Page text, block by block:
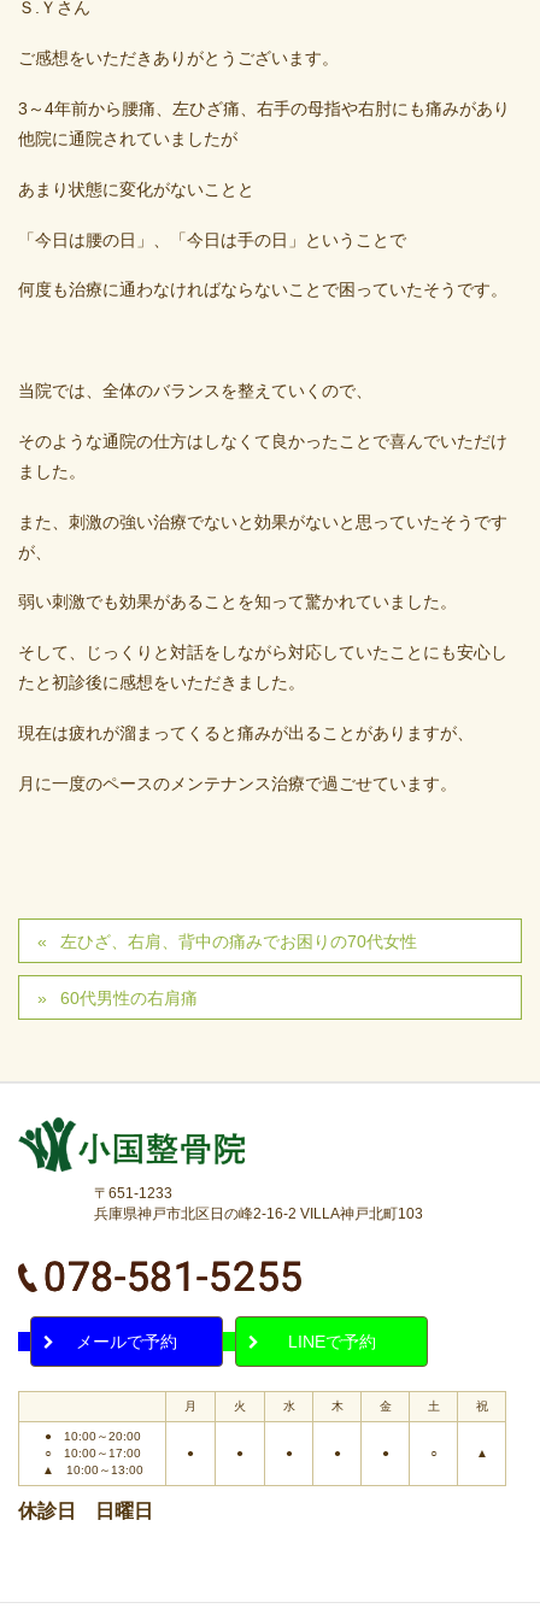
Ｓ.Ｙさん
ご感想をいただきありがとうございます。
3～4年前から腰痛、左ひざ痛、右手の母指や右肘にも痛みがあり
他院に通院されていましたが
あまり状態に変化がないことと
「今日は腰の日」、「今日は手の日」ということで
何度も治療に通わなければならないことで困っていたそうです。
当院では、全体のバランスを整えていくので、
そのような通院の仕方はしなくて良かったことで喜んでいただけ
ました。
また、刺激の強い治療でないと効果がないと思っていたそうです
が、
弱い刺激でも効果があることを知って驚かれていました。
そして、じっくりと対話をしながら対応していたことにも安心し
たと初診後に感想をいただきました。
現在は疲れが溜まってくると痛みが出ることがありますが、
月に一度のペースのメンテナンス治療で過ごせています。
左ひざ、右肩、背中の痛みでお困りの70代女性
60代男性の右肩痛
〒651-1233
兵庫県神戸市北区日の峰2-16-2 VILLA神戸北町103
メールで予約 LINEで予約
月 火 水 木 金 土 祝
● 10:00～20:00
○ 10:00～17:00
▲ 10:00～13:00
● ● ● ● ● ○ ▲
休診日 日曜日